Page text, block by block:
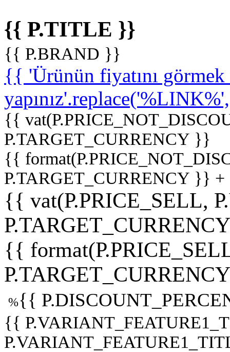
{{ P.TITLE }}
{{ P.BRAND }}
{{ 'Ürünün fiyatını
{{
P.TARGET_CURRENCY }}
{{
P.TARGET_CURRENCY }}
{{ vat(P.PRICE_SELL,
{{
%{{
{{